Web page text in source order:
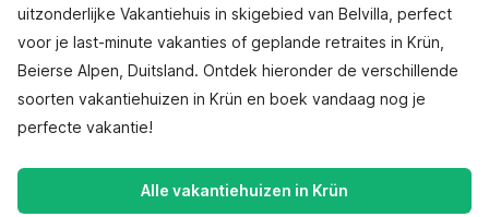
uitzonderlijke Vakantiehuis in skigebied van Belvilla, perfect
voor je last-minute vakanties of geplande retraites in Krün,
Beierse Alpen, Duitsland. Ontdek hieronder de verschillende
soorten vakantiehuizen in Krün en boek vandaag nog je
perfecte vakantie!
Alle vakantiehuizen in Krün